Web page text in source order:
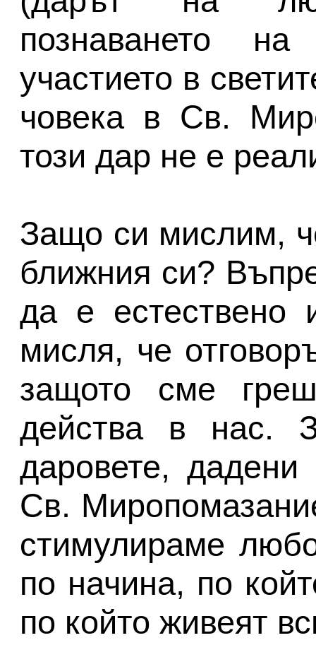
познаването
участието в
човека в Св.
този дар не е
Защо си мислим,
ближния си?
да е естествено
мисля, че
защото сме
действа в нас.
даровете,
Св.
стимулираме
по начина, по
по който живеят